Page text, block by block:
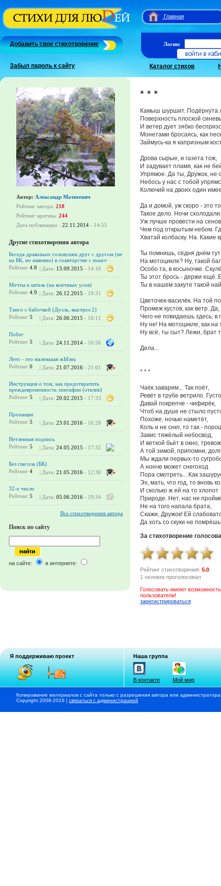
Главная
Добавить свое стихотворение
Забыл пароль к сайту
Логин:
Каталог стихов
Автор: Александр Матвеевич
Рейтинг автора: 218
Рейтинг критика: 244
Дата публикации - 22.11.2014 - 14:55
Другие стихотворения автора
Беседа драконьих головушек друг с другом (не
на БК, но навеяно) в соавторстве с maarv
Рейтинг 4.8 | Дата: 13.09.2015 - 14:16
Мечты и штиль (на кончиках усов)
Рейтинг 4.9 | Дата: 26.12.2015 - 19:31
Танго с бабочкой (Дуэль, выстрел 2)
Рейтинг 5 | Дата: 26.06.2015 - 16:11
Побег
Рейтинг 5 | Дата: 24.11.2014 - 10:56
Лето - это маленькая жЫзнь
Рейтинг 0 | Дата: 21.07.2016 - 21:01
Инструкция о том, как предотвратить
преждевременность эпитафии (отклик)
Рейтинг 5 | Дата: 20.02.2015 - 17:33
Пропащие
Рейтинг 5 | Дата: 23.01.2016 - 16:28
Нетленная подпись
Рейтинг 5 | Дата: 24.05.2015 - 17:32
Без глагола (БК)
Рейтинг 4 | Дата: 21.05.2016 - 12:36
32-е число
Рейтинг 5 | Дата: 05.06.2016 - 19:34
Все стихотворения автора
Поиск по сайту
на сайте: в интернете:
* * *
Камыш шуршит. Подёрнута
Поверхность плоской
И ветер дует зябко
Монетами бросаясь, как
Займусь-ка я капризным
Дрова сырые, и газета тож,
И задувает пламя, как не
Упрямое. Да ты, Дружок, не
Небось у нас с тобой
Колючий на двоих один
Да и домой, уж скоро - это
Такое дело. Ночи схолодали,
Уж лучше провести на
Чем под открытым небом.
Хватай колбаску. На. Какие
Ты помнишь, сёдня днём тут
На мотоцикле? Ну, такой
Особо та, в косыночке.
Ты этот брось - держи ещё.
Ты в нашем закуте такой
Цветочек-василёк. На той
Промеж кустов, как ветр.
Чего не повидаешь здесь, в
Ну не! На мотоцикле, как на
Ну всё, ты сыт? Лежи, брат
Дела...
* * *
Чаёк заварим... Так поёт,
Ревёт в трубе ветрило.
Давай покрепче - чифирёк,
Чтоб на душе не стыло
Похоже, ночью наметёт,
Коль и не снег, то так -
Завис тяжёлый небосвод,
И веткой бьёт в окно,
А той зимой, припомни,
Мы ждали первых-то
А нонче может снегоход
Пора смотреть... Как
Эх, мать, что год, то вновь
И сколько ж ей на то хлопот
Природе. Нет, нас не
Не на того напала брата,
Скажи, Дружок! Ей
Да хоть со скуки не
За стихотворение
Рейтинг стихотворения: 5.0
1 человек проголосовал
Голосовать имеют
пользователи!
зарегистрироваться
Я поддерживаю проект Наша группа
В контакте Мой мир
Копирование материалов с сайта только с разрешения автора или
Copyright 2008-2016 | связаться с администрацией